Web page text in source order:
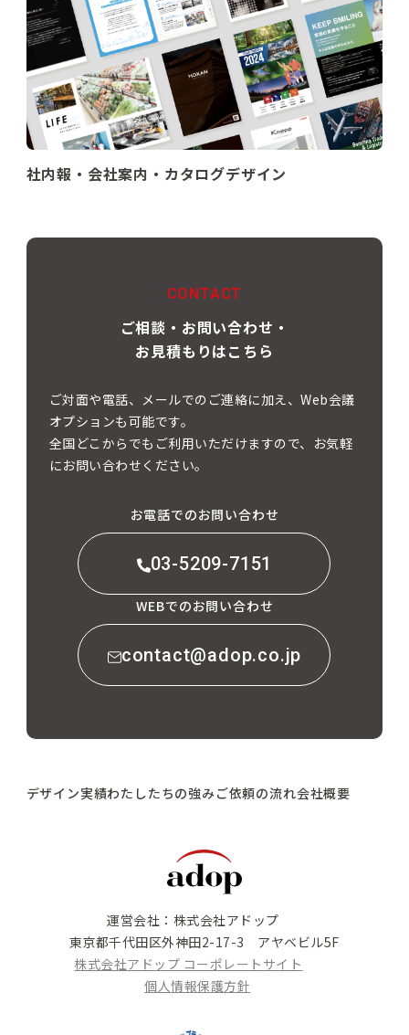
社内報・会社案内・カタログデザイン
CONTACT
ご相談・お問い合わせ・
お見積もりはこちら
ご対面や電話、メールでのご連絡に加え、Web会議
オプションも可能です。
全国どこからでもご利用いただけますので、お気軽
にお問い合わせください。
お電話でのお問い合わせ
03-5209-7151
WEBでのお問い合わせ
contact@adop.co.jp
デザイン実績わたしたちの強みご依頼の流れ会社概要
運営会社：株式会社アドップ
東京都千代田区外神田2-17-3 アヤベビル5F
株式会社アドップ コーポレートサイト
個人情報保護方針